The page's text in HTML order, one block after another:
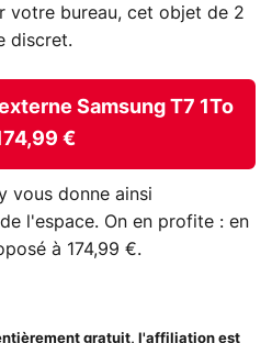
votre bureau, cet objet de 2
discret.
Samsung T7 1To
€
vous donne ainsi
l'espace. On en profite : en
à 174,99 €.
gratuit, l'affiliation est